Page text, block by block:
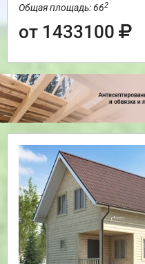
Общая площадь: 662
от 1433100